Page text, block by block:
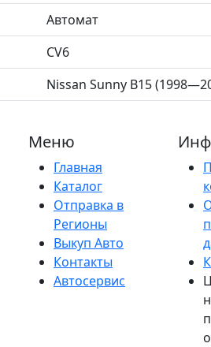
Автомат
CV6
Nissan Sunny B15
Меню
Главная
Каталог
Отправка в
Регионы
Выкуп Авто
Контакты
Автосервис